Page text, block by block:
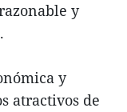
y
y
atractivos de